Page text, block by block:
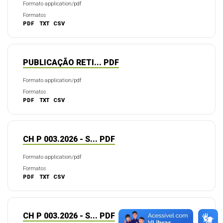
Formato application/pdf
Formatos
PDF
TXT CSV
PUBLICAÇÃO RETI... PDF
Formato application/pdf
Formatos
PDF
TXT CSV
CH P 003.2026 - S... PDF
Formato application/pdf
Formatos
PDF
TXT CSV
CH P 003.2026 - S... PDF